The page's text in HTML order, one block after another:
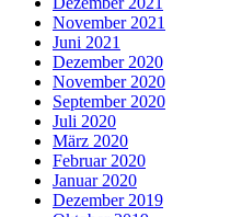
November 2021
Juni 2021
Dezember 2020
November 2020
September 2020
Juli 2020
März 2020
Februar 2020
Januar 2020
Dezember 2019